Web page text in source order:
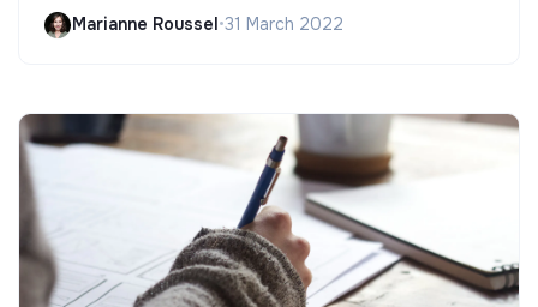
Marianne Roussel •31 March 2022